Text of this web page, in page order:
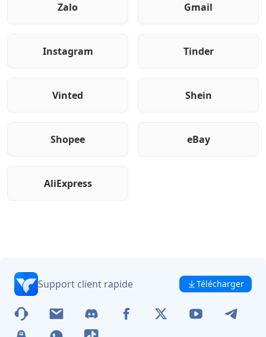
Zalo Gmail
Instagram Tinder
Vinted Shein
Shopee eBay
AliExpress
Support client rapide Télécharger